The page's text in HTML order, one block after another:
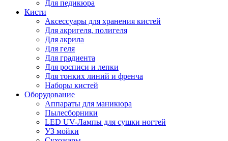
Для педикюра
Кисти
Аксессуары для хранения кистей
Для акригеля, полигеля
Для акрила
Для геля
Для градиента
Для росписи и лепки
Для тонких линий и френча
Наборы кистей
Оборудование
Аппараты для маникюра
Пылесборники
LED UV-Лампы для сушки ногтей
УЗ мойки